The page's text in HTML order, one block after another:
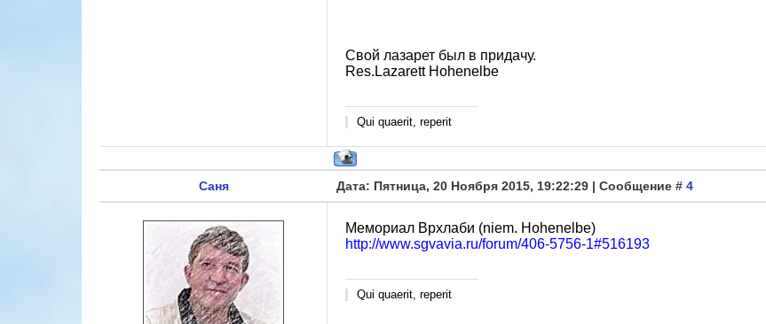
Свой лазарет был в придачу.
Res.Lazarett Hohenelbe
Qui quaerit, reperit
Саня Дата: Пятница, 20 Ноября 2015, 19:22:29 | Сообщение # 4
Мемориал Врхлаби (niem. Hohenelbe)
http://www.sgvavia.ru/forum/406-5756-1#516193
Qui quaerit, reperit